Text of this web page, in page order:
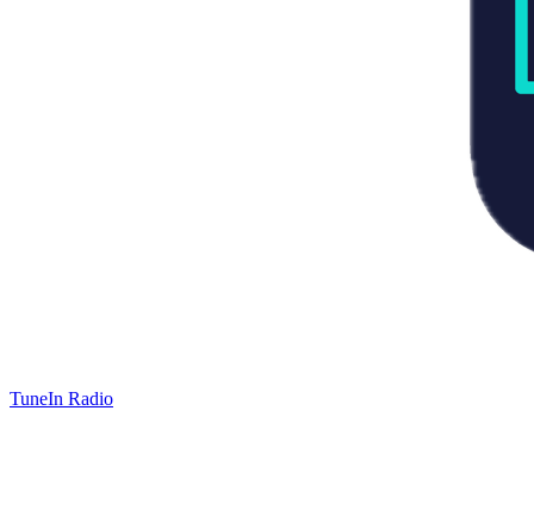
TuneIn Radio